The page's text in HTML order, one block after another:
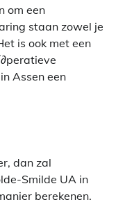
om een
staan zowel je
is ook met een
Assen een
dan zal
Smilde UA in
berekenen.